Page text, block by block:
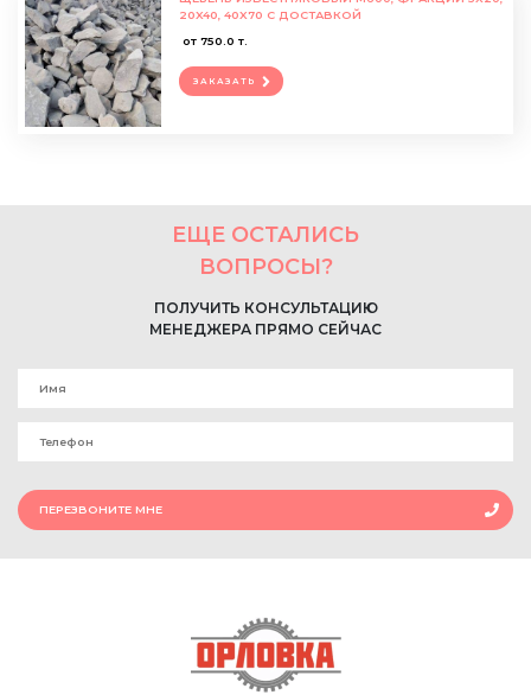
20X40, 40X70 С ДОСТАВКОЙ
от 750.0 т.
ЗАКАЗАТЬ
ЕЩЕ ОСТАЛИСЬ
ВОПРОСЫ?
ПОЛУЧИТЬ КОНСУЛЬТАЦИЮ
МЕНЕДЖЕРА ПРЯМО СЕЙЧАС
ПЕРЕЗВОНИТЕ МНЕ